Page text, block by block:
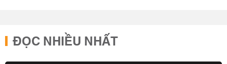
ĐỌC NHIỀU NHẤT